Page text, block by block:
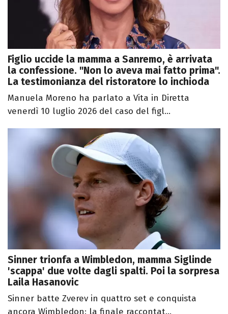
Figlio uccide la mamma a Sanremo, è arrivata
la confessione. "Non lo aveva mai fatto prima".
La testimonianza del ristoratore lo inchioda
Manuela Moreno ha parlato a Vita in Diretta
venerdì 10 luglio 2026 del caso del figl...
Sinner trionfa a Wimbledon, mamma Siglinde
'scappa' due volte dagli spalti. Poi la sorpresa
Laila Hasanovic
Sinner batte Zverev in quattro set e conquista